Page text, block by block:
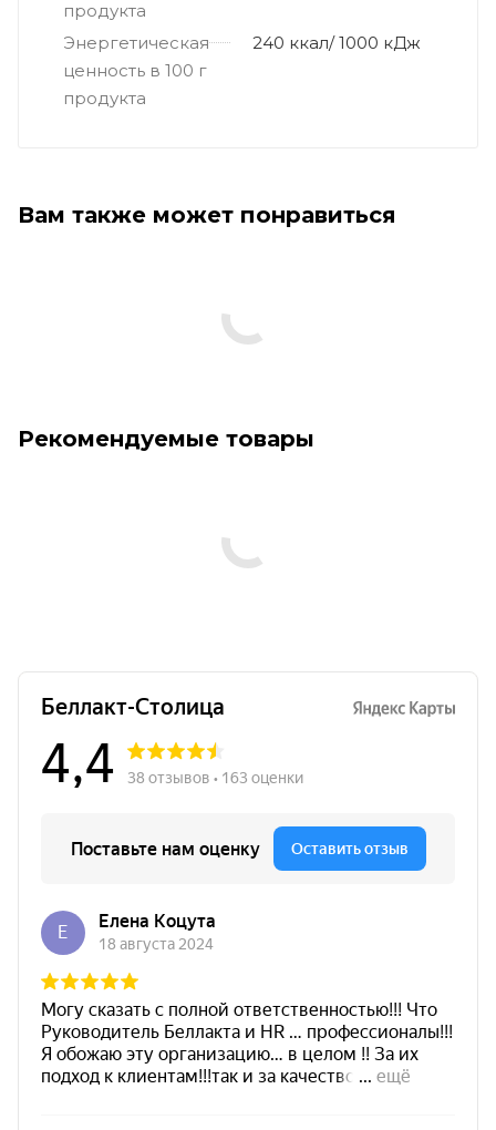
продукта
Энергетическая
ценность в 100 г
продукта
240 ккал/ 1000 кДж
Вам также может понравиться
Рекомендуемые товары